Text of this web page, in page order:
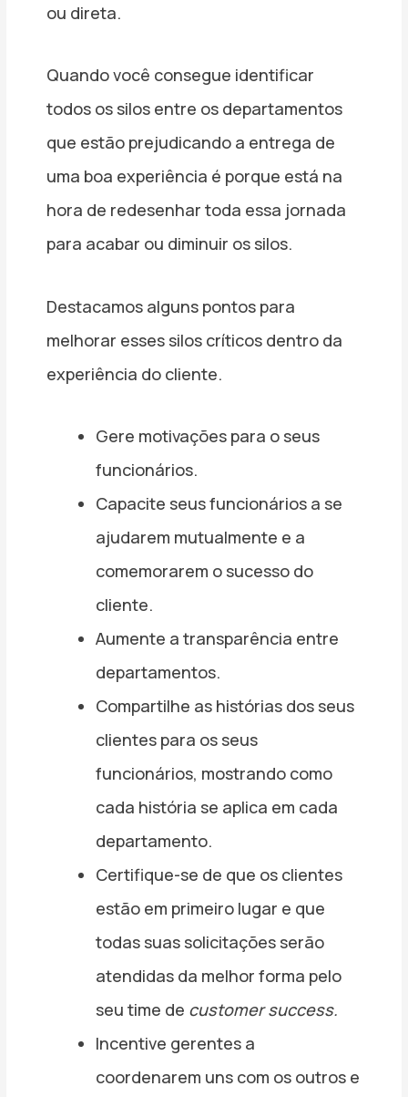
ou direta.
Quando você consegue identificar
todos os silos entre os departamentos
que estão prejudicando a entrega de
uma boa experiência é porque está na
hora de redesenhar toda essa jornada
para acabar ou diminuir os silos.
Destacamos alguns pontos para
melhorar esses silos críticos dentro da
experiência do cliente.
Gere motivações para o seus
funcionários.
Capacite seus funcionários a se
ajudarem mutualmente e a
comemorarem o sucesso do
cliente.
Aumente a transparência entre
departamentos.
Compartilhe as histórias dos seus
clientes para os seus
funcionários, mostrando como
cada história se aplica em cada
departamento.
Certifique-se de que os clientes
estão em primeiro lugar e que
todas suas solicitações serão
atendidas da melhor forma pelo
seu time de customer success.
Incentive gerentes a
coordenarem uns com os outros e